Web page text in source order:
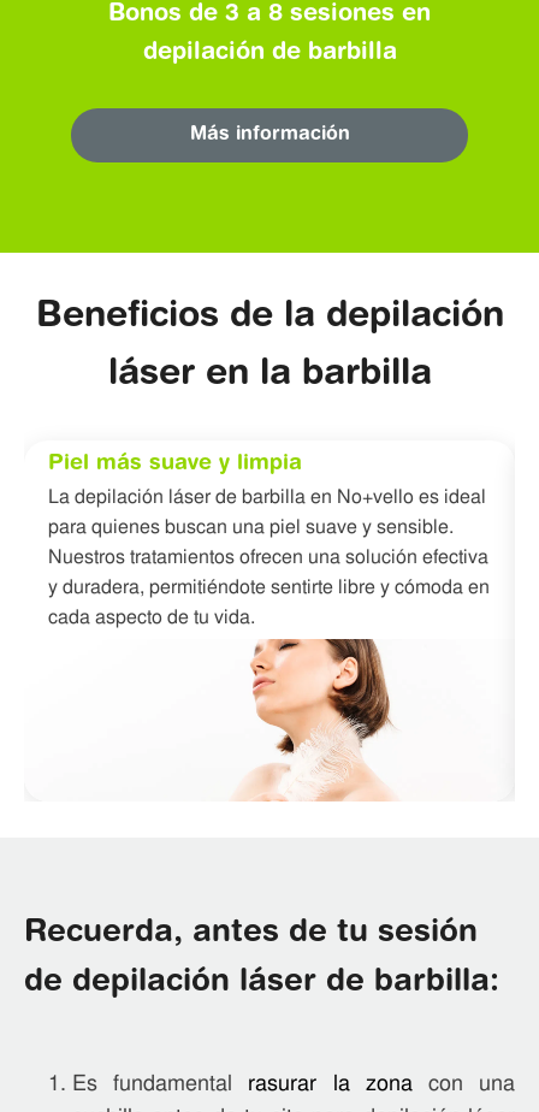
Bonos de 3 a 8 sesiones en
depilación de barbilla
Más información
Beneficios de la depilación
láser en la barbilla
Piel más suave y limpia
La depilación láser de barbilla en No+vello es ideal
para quienes buscan una piel suave y sensible.
Nuestros tratamientos ofrecen una solución efectiva
y duradera, permitiéndote sentirte libre y cómoda en
cada aspecto de tu vida.
Recuerda, antes de tu sesión
de depilación láser de barbilla:
Es fundamental rasurar la zonacon una